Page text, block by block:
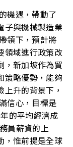
機遇，帶動了
子與機械製造業
領下，預計將
領域進行政策改
，新加坡作為貿
策略優勢，能夠
升的背景下，
信心，目標是
的平均經濟成
員薪資的上
，惟前提是全球